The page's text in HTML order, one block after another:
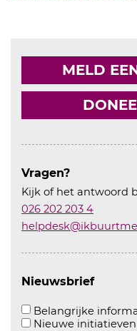
MELD
Vragen?
Kijk of het antwoord
026 202 203 4
Nieuwsbrief
Belangrijke
Nieuwe